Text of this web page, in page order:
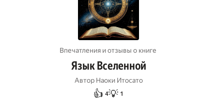
Впечатления и отзывы о книге
Язык Вселенной
Автор Наоки Итосато
👍 4💡 1